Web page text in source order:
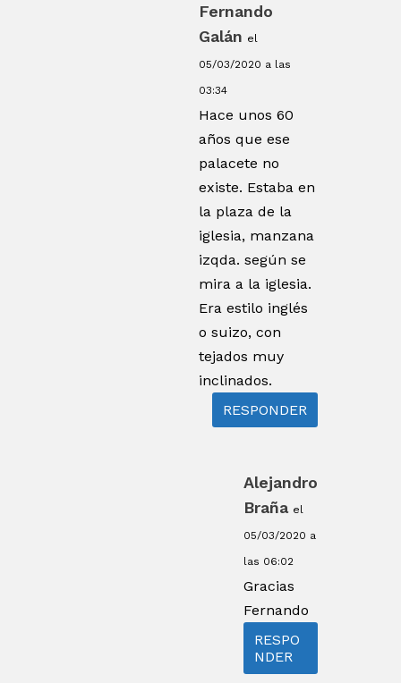
Fernando
Galán el
05/03/2020 a las
03:34
Hace unos 60
años que ese
palacete no
existe. Estaba en
la plaza de la
iglesia, manzana
izqda. según se
mira a la iglesia.
Era estilo inglés
o suizo, con
tejados muy
inclinados.
RESPONDER
Alejandro
Braña el
05/03/2020 a
las 06:02
Gracias
Fernando
RESPO
NDER